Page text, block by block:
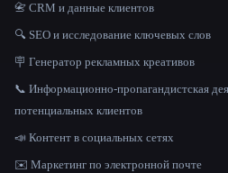
📇 CRM и данные клиентов
🔍 SEO и исследование ключевых слов
🪧 Генератор рекламных креативов
📞 Информационно-пропагандистская
потенциальных клиентов
📣 Контент в социальных сетях
✉️ Маркетинг по электронной почте